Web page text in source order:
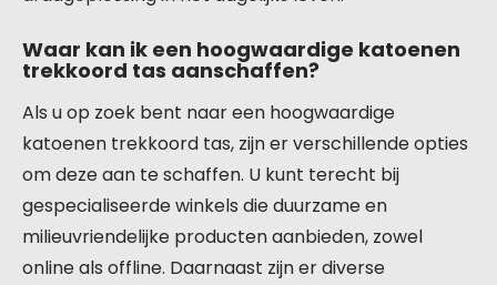
Waar kan ik een hoogwaardige katoenen
trekkoord tas aanschaffen?
Als u op zoek bent naar een hoogwaardige
katoenen trekkoord tas, zijn er verschillende opties
om deze aan te schaffen. U kunt terecht bij
gespecialiseerde winkels die duurzame en
milieuvriendelijke producten aanbieden, zowel
online als offline. Daarnaast zijn er diverse